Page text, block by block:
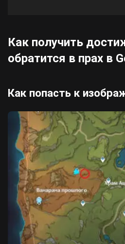
Как получить
обратится в прах в
Как попасть к